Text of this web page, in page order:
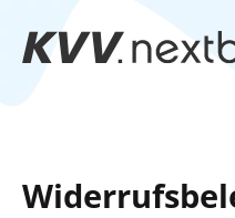
Hauptinhalt
springen